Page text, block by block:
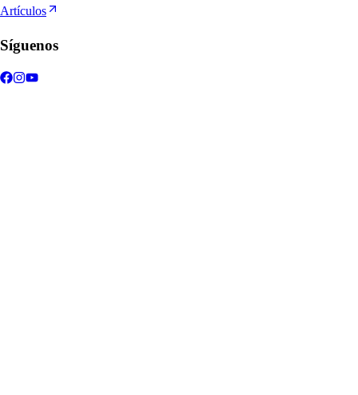
Artículos
Síguenos